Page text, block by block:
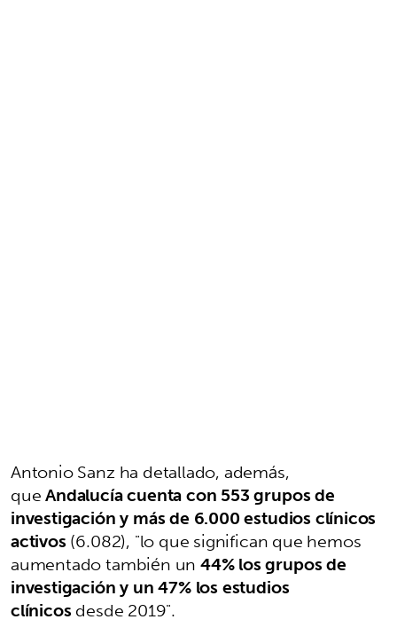
Antonio Sanz ha detallado, además,
queAndalucía cuenta con 553 grupos de
investigación y más de 6.000 estudios clínicos
activos(6.082), "lo que significan que hemos
aumentado también un44% los grupos de
investigación y un 47% los estudios
clínicosdesde 2019".